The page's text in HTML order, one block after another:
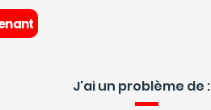
J'ai un problème de :